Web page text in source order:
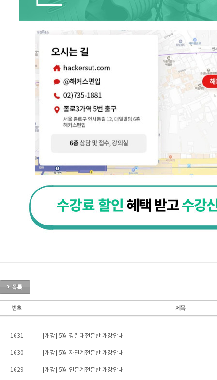
1631 [개강] 5월 경찰대전문반 개강안내
1630 [개강] 5월 자연계전문반 개강안내
1629 [개강] 5월 인문계전문반 개강안내